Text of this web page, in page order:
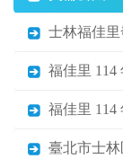
士林福佳
福佳里 114
福佳里 114
臺北市士